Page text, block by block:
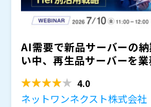
AI需要で新品サーバーの
い中、再生品サーバーを
4.0
ネットワンネクスト株式会社